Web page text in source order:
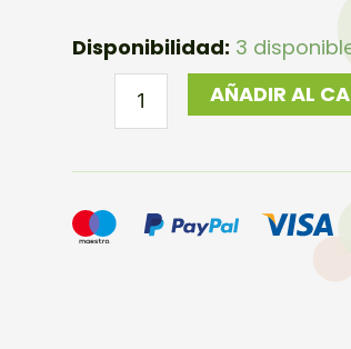
Disponibilidad: 3
SEMILLAS
NOGAL
PIRENAICO
AÑADIR AL